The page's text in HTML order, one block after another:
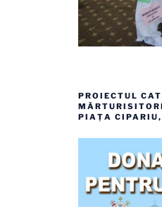
PROIECTUL
PIAȚA